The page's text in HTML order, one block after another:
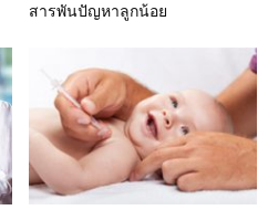
สารพันปัญหาลูกน้อย